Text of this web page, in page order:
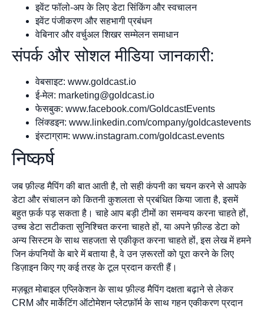
इवेंट फॉलो-अप के लिए डेटा सिंकिंग और स्वचालन
इवेंट पंजीकरण और सहभागी प्रबंधन
वेबिनार और वर्चुअल शिखर सम्मेलन समाधान
संपर्क और सोशल मीडिया जानकारी:
वेबसाइट: www.goldcast.io
ई-मेल: marketing@goldcast.io
फेसबुक: www.facebook.com/GoldcastEvents
लिंक्डइन: www.linkedin.com/company/goldcastevents
इंस्टाग्राम: www.instagram.com/goldcast.events
निष्कर्ष
जब फ़ील्ड मैपिंग की बात आती है, तो सही कंपनी का चयन करने से आपके
डेटा और संचालन को कितनी कुशलता से प्रबंधित किया जाता है, इसमें
बहुत फ़र्क पड़ सकता है। चाहे आप बड़ी टीमों का समन्वय करना चाहते हों,
उच्च डेटा सटीकता सुनिश्चित करना चाहते हों, या अपने फ़ील्ड डेटा को
अन्य सिस्टम के साथ सहजता से एकीकृत करना चाहते हों, इस लेख में हमने
जिन कंपनियों के बारे में बताया है, वे उन ज़रूरतों को पूरा करने के लिए
डिज़ाइन किए गए कई तरह के टूल प्रदान करती हैं।
मज़बूत मोबाइल एप्लिकेशन के साथ फ़ील्ड मैपिंग दक्षता बढ़ाने से लेकर
CRM और मार्केटिंग ऑटोमेशन प्लेटफ़ॉर्म के साथ गहन एकीकरण प्रदान